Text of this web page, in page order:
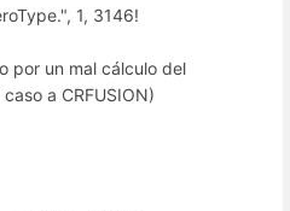
1, 3146!
por un mal cálculo del
a CRFUSION)